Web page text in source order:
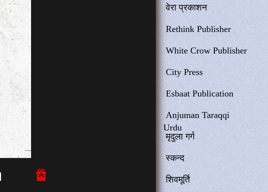
वेरा प्रकाशन
Rethink Publisher
White Crow Publisher
City Press
Esbaat Publication
Anjuman Taraqqi
Urdu
मृदुला गर्ग
स्कन्द
शिवमूर्ति